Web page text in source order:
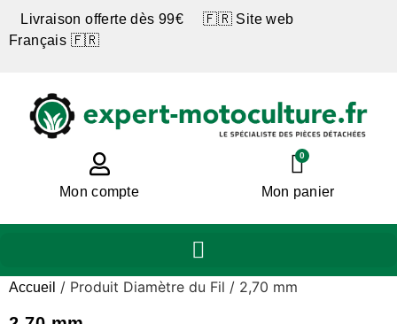
Livraison offerte dès 99€ 🇫🇷 Site web
Français 🇫🇷
Mon compte
0
Mon panier
Accueil / Produit Diamètre du Fil / 2,70 mm